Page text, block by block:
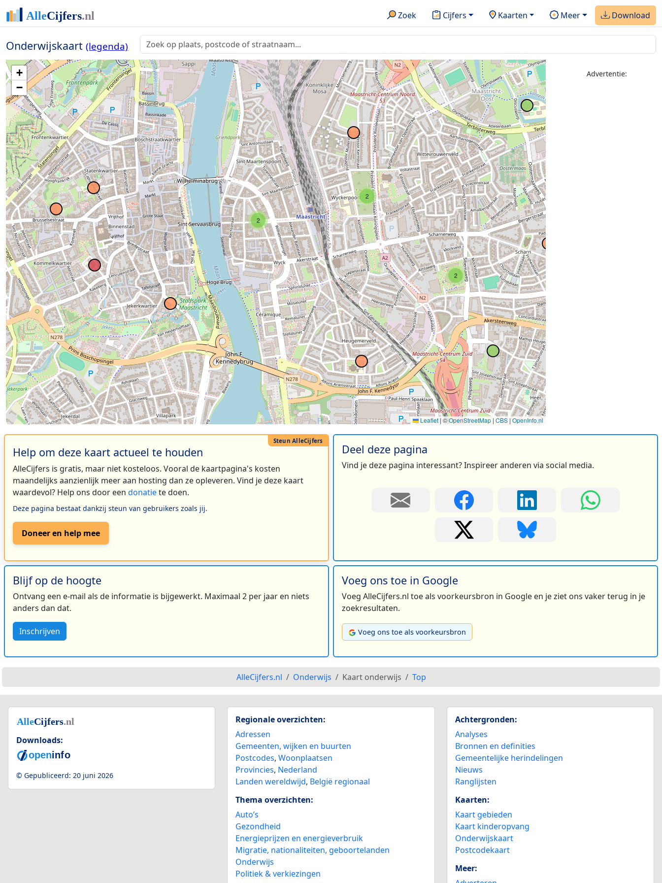
Zoek Cijfers Kaarten Meer Download
Onderwijskaart (legenda)
2
2
2
+
−
Leaflet | ©OpenStreetMap | CBS | OpenInfo.nl
Advertentie:
Help om deze kaart actueel te houden
AlleCijfers is gratis, maar niet kosteloos. Vooral de kaartpagina's kosten
maandelijks aanzienlijk meer aan hosting dan ze opleveren. Vind je deze kaart
waardevol? Help ons door een donatiete doen.
Deze pagina bestaat dankzij steun van gebruikers zoals jij.
Doneer en help mee
Deel deze pagina
Vind je deze pagina interessant? Inspireer anderen via social media.
Blijf op de hoogte
Ontvang een e-mail als de informatie is bijgewerkt. Maximaal 2 per jaar en niets
anders dan dat.
Inschrijven
Voeg ons toe in Google
Voeg AlleCijfers.nl toe als voorkeursbron in Google en je ziet ons vaker terug in je
zoekresultaten.
Voeg ons toe als voorkeursbron
AlleCijfers.nl Onderwijs Kaart onderwijs Top
Downloads:
© Gepubliceerd: 20 juni 2026
Regionale overzichten:
Adressen
Gemeenten, wijken en buurten
Postcodes,Woonplaatsen
Provincies, Nederland
Landen wereldwijd, België regionaal
Thema overzichten:
Auto’s
Gezondheid
Energieprijzen en energieverbruik
Migratie, nationaliteiten, geboortelanden
Onderwijs
Politiek & verkiezingen
Achtergronden:
Analyses
Bronnen en definities
Gemeentelijke herindelingen
Nieuws
Ranglijsten
Kaarten:
Kaart gebieden
Kaart kinderopvang
Onderwijskaart
Postcodekaart
Meer: